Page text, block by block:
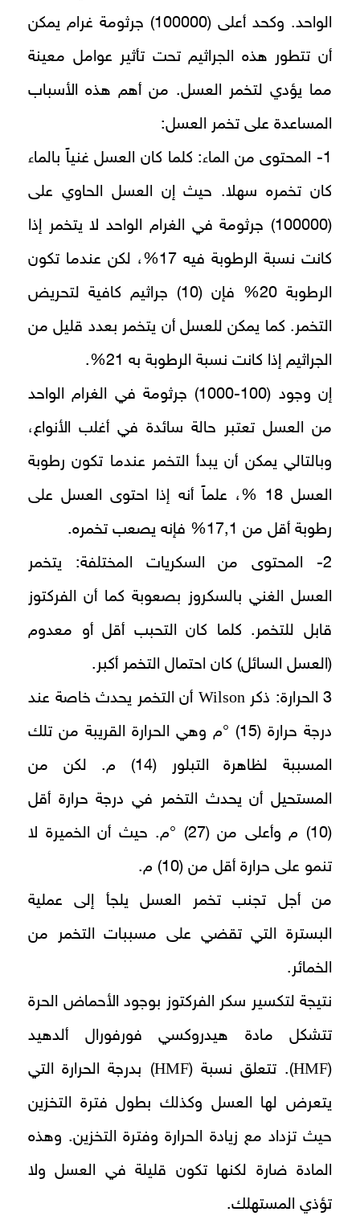
الواحد. وكحد أعلى (100000) جرثومة غرام يمكن
أن تتطور هذه الجراثيم تحت تأثير عوامل معينة
مما يؤدي لتخمر العسل. من أهم هذه الأسباب
المساعدة على تخمر العسل:
1- المحتوى من الماء: كلما كان العسل غنياً بالماء
كان تخمره سهلا. حيث إن العسل الحاوي على
(100000) جرثومة في الغرام الواحد لا يتخمر إذا
كانت نسبة الرطوبة فيه 17%، لكن عندما تكون
الرطوبة 20% فإن (10) جراثيم كافية لتحريض
التخمر. كما يمكن للعسل أن يتخمر بعدد قليل من
الجراثيم إذا كانت نسبة الرطوبة به 21%.
إن وجود (100-1000) جرثومة في الغرام الواحد
من العسل تعتبر حالة سائدة في أغلب الأنواع،
وبالتالي يمكن أن يبدأ التخمر عندما تكون رطوبة
العسل 18 %، علماً أنه إذا احتوى العسل على
رطوبة أقل من 17,1% فإنه يصعب تخمره.
2- المحتوى من السكريات المختلفة: يتخمر
العسل الغني بالسكروز بصعوبة كما أن الفركتوز
قابل للتخمر. كلما كان التحبب أقل أو معدوم
(العسل السائل) كان احتمال التخمر أكبر.
3 الحرارة: ذكر
Wilson أن التخمر يحدث خاصة عند
درجة حرارة (15) °م وهي الحرارة القريبة من تلك
المسببة لظاهرة التبلور (14) م. لكن من
المستحيل أن يحدث التخمر في درجة حرارة أقل
(10) م وأعلى من (27) °م. حيث أن الخميرة لا
تنمو على حرارة أقل من (10) م.
من أجل تجنب تخمر العسل يلجأ إلى عملية
البسترة التي تقضي على مسببات التخمر من
الخمائر.
نتيجة لتكسير سكر الفركتوز بوجود الأحماض الحرة
تتشكل مادة هيدروكسي فورفورال ألدهيد
(
HMF). تتعلق نسبة (HMF) بدرجة الحرارة التي
يتعرض لها العسل وكذلك بطول فترة التخزين
حيث تزداد مع زيادة الحرارة وفترة التخزين. وهذه
المادة ضارة لكنها تكون قليلة في العسل ولا
تؤذي المستهلك.